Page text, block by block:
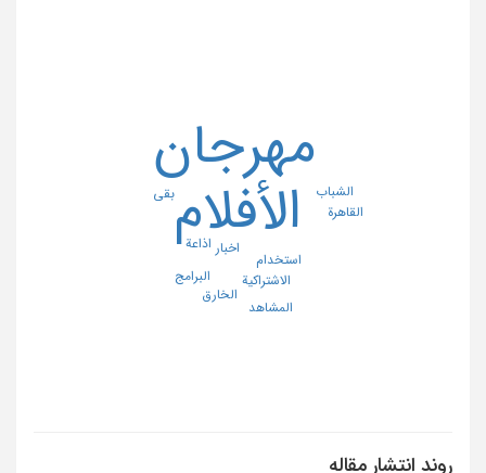
الأفلام
مهرجان
اخبار اذاعة
استخدام
الاشتراکیة
البرامج
الخارق
الشباب
القاهرة
المشاهد
بقی
روند انتشار مقاله